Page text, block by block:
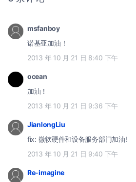
msfanboy
诺基亚加油！
2013 年 10 月 21 日 8:40 下午
ocean
加油！
2013 年 10 月 21 日 9:36 下午
JianlongLiu
fix: 微软硬件和设备服务部门加油!
2013 年 10 月 21 日 9:40 下午
Re-imagine